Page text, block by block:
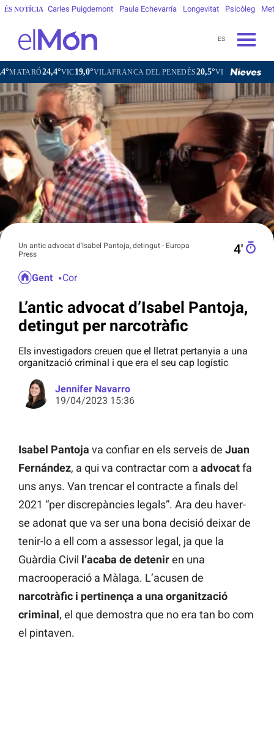
ÉS NOTÍCIA Carles Puigdemont Paula Echevarría Longevitat Psicòleg
ES
VIC19,0°VILAFRANCA DEL PENEDÈS20,5°VILANOVA I LA GELTRÚ
Un antic advocat d'Isabel Pantoja, detingut - Europa
Press
4′
Gent Cor
L’antic advocat d’Isabel Pantoja,
detingut per narcotràfic
Els investigadors creuen que el lletrat pertanyia a una
organització criminal i que era el seu cap logístic
Jennifer Navarro
19/04/2023 15:36
Isabel Pantoja va confiar en els serveis de Juan
Fernández, a qui va contractar com a advocatfa
uns anys. Van trencar el contracte a finals del
2021 “per discrepàncies legals”. Ara deu haver-
se adonat que va ser una bona decisió deixar de
tenir-lo a ell com a assessor legal, ja que la
Guàrdia Civil l’acaba de deteniren una
macrooperació a Màlaga. L’acusen de
narcotràfic i pertinença a una organització
criminal, el que demostra que no era tan bo com
el pintaven.